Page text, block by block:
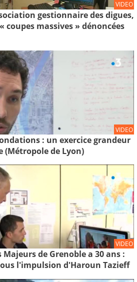
VIDEO
gestionnaire des digues,
coupes massives » dénoncées
VIDEO
: un exercice grandeur
(Métropole de Lyon)
VIDEO
de Grenoble a 30 ans :
l'impulsion d'Haroun Tazieff